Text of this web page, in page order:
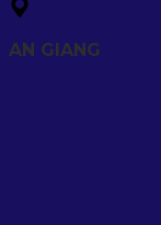
AN GIANG